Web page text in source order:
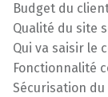
Budget du
Qualité du site
Qui va saisir le
Fonctionnalité
Sécurisation du